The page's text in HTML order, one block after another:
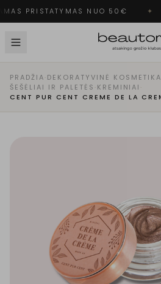
PRISTATYMAS NUO 50€ ✦
PRADŽIA·DEKORATYVINĖ KOSMETIKA
ŠEŠĖLIAI IR PALETĖS ·KREMINIAI ·